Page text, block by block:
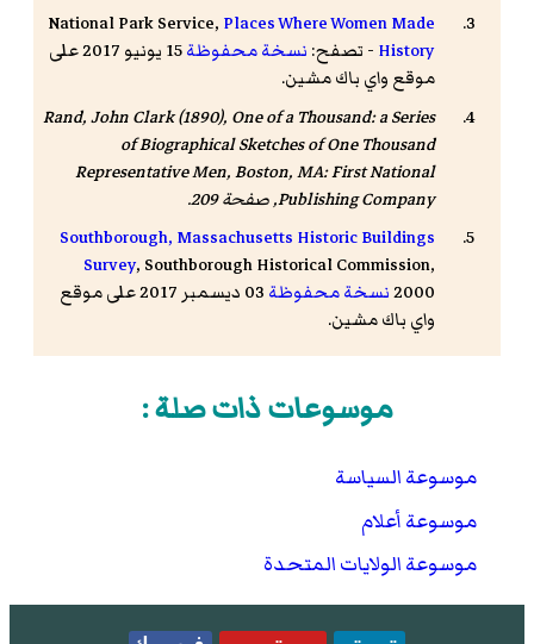
National Park Service, Places Where Women Made
History - تصفح: نسخة محفوظة
15 يونيو 2017 على
موقع واي باك مشين.
Rand, John Clark (1890), One of a Thousand: a Series
of Biographical Sketches of One Thousand
Representative Men, Boston, MA: First National
Publishing Company, صفحة 209.
Southborough, Massachusetts Historic Buildings
Survey, Southborough Historical Commission,
2000نسخة محفوظة
03 ديسمبر 2017 على موقع
واي باك مشين.
موسوعات ذات صلة :
موسوعة السياسة
موسوعة أعلام
موسوعة الولايات المتحدة